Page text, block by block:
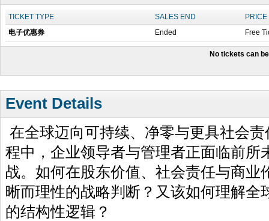
TICKET TYPE SALES END
PRICE
电子优惠券
Ended Free
No tickets can
Event Details
在全球迈向可持续、净零与更具社会
程中，企业领导者与管理者正面临前所
战。如何在股东价值、社会责任与商业
晰而理性的战略判断？又该如何理解全
的结构性逻辑？